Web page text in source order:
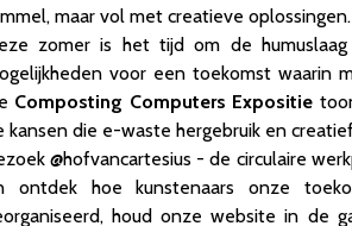
Lees meer
25 Apr 2026
Lees
maar vol met creatieve oplossingen.
zomer is het tijd om de
voor een toekomst waarin
Composting Computers Expositie
kansen die e-waste hergebruik en
@hofvancartesius - de circulaire
ontdek hoe kunstenaars onze
houd onze website in de